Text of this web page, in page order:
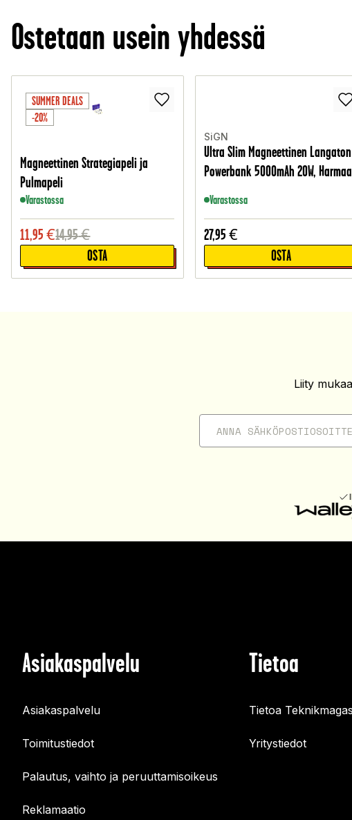
Ostetaan usein yhdessä
SUMMER DEALS
-20%
Magneettinen Strategiapeli ja
Pulmapeli
Varastossa
11,95 €14,95€
OSTA
SiGN
Ultra Slim Magneettinen Langaton
Powerbank 5000mAh 20W, Harmaa
Varastossa
27,95 €
OSTA
Liity
Asiakaspalvelu
Asiakaspalvelu
Toimitustiedot
Palautus, vaihto ja peruuttamisoikeus
Reklamaatio
Tietoa
Tietoa
Yritystiedot